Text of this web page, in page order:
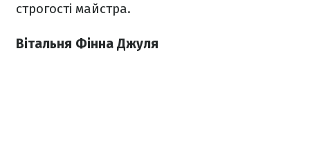
строгості майстра.
Вітальня Фінна Джуля